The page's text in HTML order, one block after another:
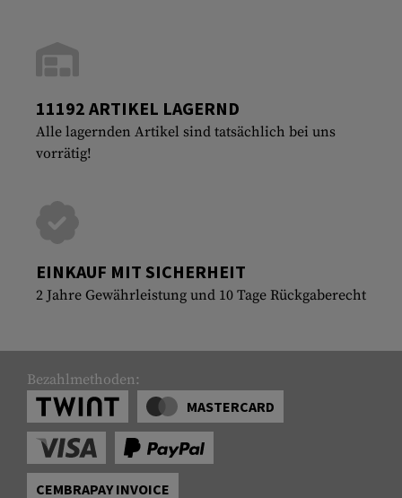
11192 ARTIKEL LAGERND
Alle lagernden Artikel sind tatsächlich bei uns
vorrätig!
EINKAUF MIT SICHERHEIT
2 Jahre Gewährleistung und 10 Tage Rückgaberecht
Bezahlmethoden:
MASTERCARD
CEMBRAPAY INVOICE